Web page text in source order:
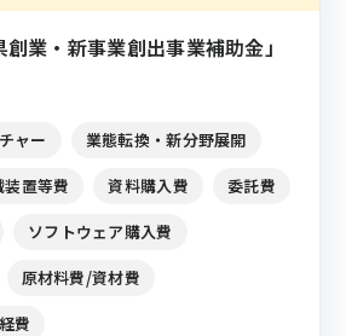
業・新事業創出事業補助金」
ャー
業態転換・新分野展開
装置等費 資料購入費
委託費
ソフトウェア購入費
原材料費/資材費
費